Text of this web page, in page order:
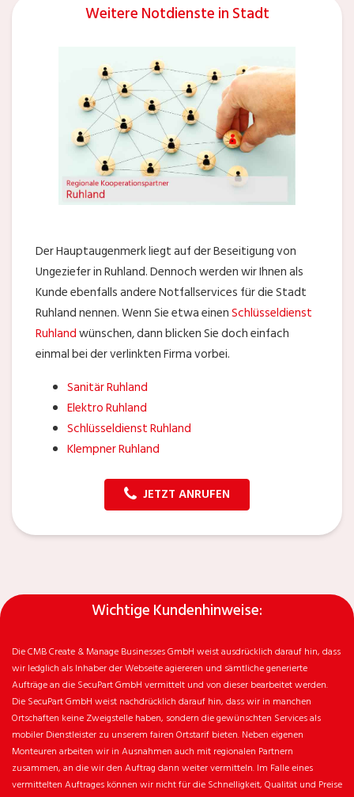
Weitere Notdienste in Stadt
Der Hauptaugenmerk liegt auf der Beseitigung von
Ungeziefer in Ruhland. Dennoch werden wir Ihnen als
Kunde ebenfalls andere Notfallservices für die Stadt
Ruhland nennen. Wenn Sie etwa einenSchlüsseldienst
Ruhlandwünschen, dann blicken Sie doch einfach
einmal bei der verlinkten Firma vorbei.
Sanitär Ruhland
Elektro Ruhland
Schlüsseldienst Ruhland
Klempner Ruhland
JETZT ANRUFEN
Wichtige Kundenhinweise:
Die CMB Create & Manage Businesses GmbH weist ausdrücklich darauf hin, dass
wir ledglich als Inhaber der Webseite agiereren und sämtliche generierte
Aufträge an die SecuPart GmbH vermittelt und von dieser bearbeitet werden.
Die SecuPart GmbH weist nachdrücklich darauf hin, dass wir in manchen
Ortschaften keine Zweigstelle haben, sondern die gewünschten Services als
mobiler Dienstleister zu unserem fairen Ortstarif bieten. Neben eigenen
Monteuren arbeiten wir in Ausnahmen auch mit regionalen Partnern
zusammen, an die wir den Auftrag dann weiter vermitteln. Im Falle eines
vermittelten Auftrages können wir nicht für die Schnelligkeit, Qualität und Preise